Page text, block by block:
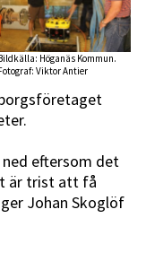
Höganäs Kommun.
Viktor Antier
eftersom det
är trist att få
Johan Skoglöf